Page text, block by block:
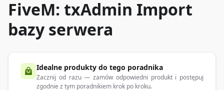
FiveM: txAdmin Import
bazy serwera
Idealne produkty do tego poradnika
Zacznij od razu — zamów odpowiedni produkt i postępuj
zgodnie z tym poradnikiem krok po kroku.